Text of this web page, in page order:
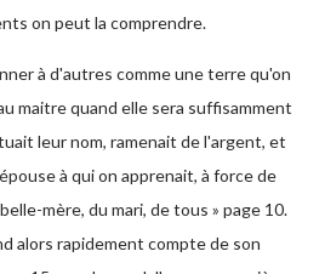
on peut la comprendre.
à d'autres comme une terre qu'on
maitre quand elle sera suffisamment
leur nom, ramenait de l'argent, et
à qui on apprenait, à force de
mère, du mari, de tous » page 10.
alors rapidement compte de son